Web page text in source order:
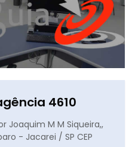
4610
Joaquim M M Siqueira,,
- Jacarei / SP CEP